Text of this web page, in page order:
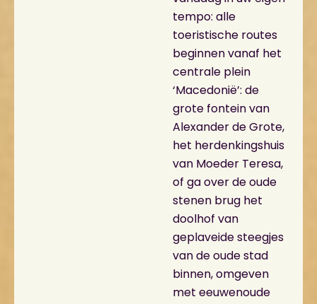
tempo: alle
toeristische routes
beginnen vanaf het
centrale plein
‘Macedonië’: de
grote fontein van
Alexander de Grote,
het herdenkingshuis
van Moeder Teresa,
of ga over de oude
stenen brug het
doolhof van
geplaveide steegjes
van de oude stad
binnen, omgeven
met eeuwenoude